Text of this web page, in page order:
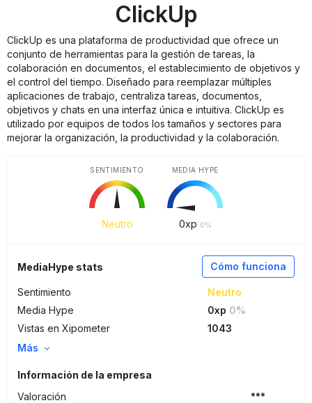
ClickUp
ClickUp es una plataforma de productividad que ofrece un
conjunto de herramientas para la gestión de tareas, la
colaboración en documentos, el establecimiento de objetivos y
el control del tiempo. Diseñado para reemplazar múltiples
aplicaciones de trabajo, centraliza tareas, documentos,
objetivos y chats en una interfaz única e intuitiva. ClickUp es
utilizado por equipos de todos los tamaños y sectores para
mejorar la organización, la productividad y la colaboración.
Neutro
SENTIMIENTO
0xp 0%
MEDIA HYPE
Cómo funciona
MediaHype stats
Sentimiento
Neutro
Media Hype
0xp 0%
Vistas en Xipometer
1043
Más
Información de la empresa
Valoración
***